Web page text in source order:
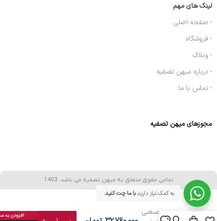
لینک های مهم
- صفحه اصلی
- فروشگاه
- وبلاگ
- درباره میهن تصفیه
- تماس با ما
مجوزهای میهن تصفیه
تمامی حقوق متعلق به میهن تصفیه می باشد. 1403
دستگاه آب شیرین
کن نیمه صنعتی
افزودن به
به کمک نیاز داریدبا ما چت کنید.